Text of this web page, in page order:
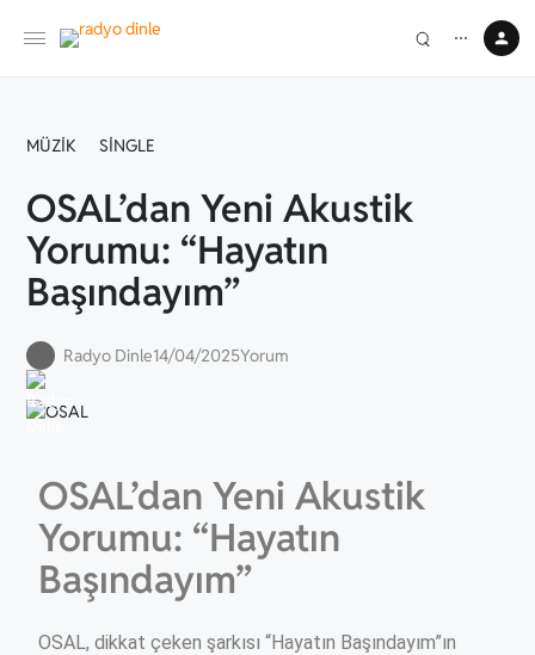
⋯
MÜZIK SINGLE
OSAL’dan Yeni Akustik
Yorumu: “Hayatın
Başındayım”
Radyo Dinle14/04/2025Yorum
OSAL’dan Yeni Akustik
Yorumu: “Hayatın
Başındayım”
OSAL, dikkat çeken şarkısı “Hayatın Başındayım”ın